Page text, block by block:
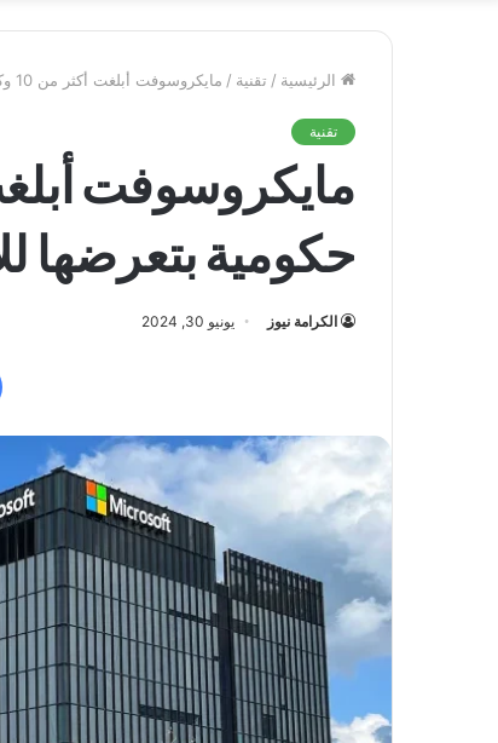
الرئيسية / تقنية / مايكروسوفت أبلغت أكثر من 10 وكالات حكومية بتعرضها للاختراق من روسيا
تقنية
حكومية بتعرضها
الكرامة نيوز يونيو 30, 2024